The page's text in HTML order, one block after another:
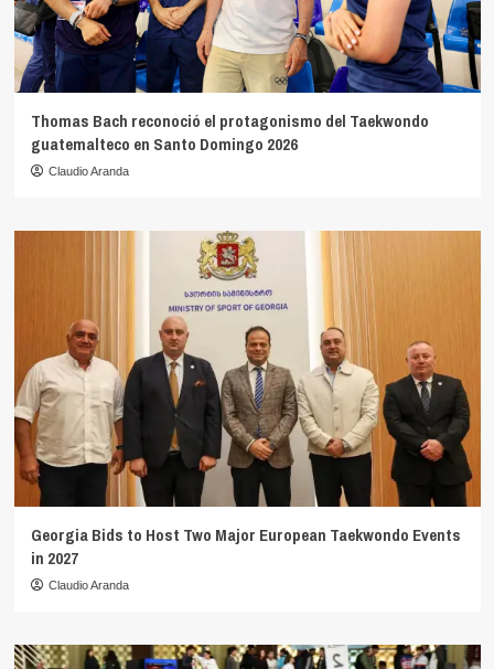
Thomas Bach reconoció el protagonismo del Taekwondo
guatemalteco en Santo Domingo 2026
Claudio Aranda
Georgia Bids to Host Two Major European Taekwondo Events
in 2027
Claudio Aranda